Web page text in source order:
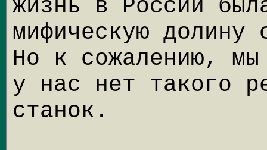
жизнь в России
мифическую долину
Но к сожалению,
у нас нет такого
станок.